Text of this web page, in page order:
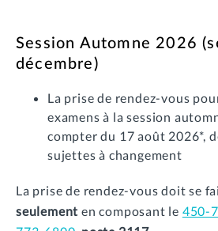
Session Automne 2026
décembre)
La prise de rendez-vous
examens à la session
compter du 17 août 2026*,
sujettes à changement
La prise de rendez-vous doit se
seulement en composant le 450-